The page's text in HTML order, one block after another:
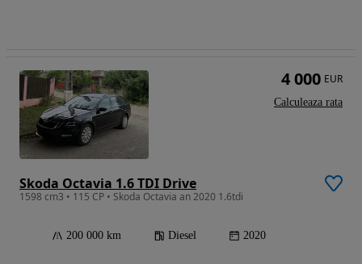
Skoda Octavia 1.6 TDI Drive
1598 cm3 • 115 CP • Skoda Octavia an 2020 1.6tdi
200 000 km Diesel 2020
4 000 EUR
Calculeaza rata